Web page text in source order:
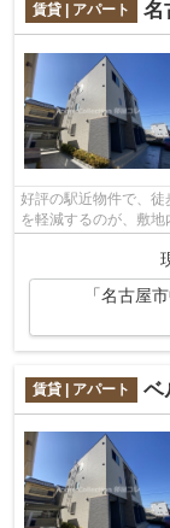
賃貸 | アパート 名
好評の駅近物件で、
を軽減するのが、敷
「名古屋
賃貸 | アパート ベ